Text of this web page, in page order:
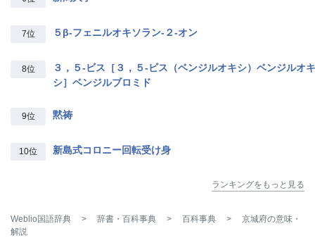
7位 ５β‐フェニルオキソラン‐２‐オン
8位
３，５‐ビス［３，５‐ビス（ベンジルオキシ）ベンジルオキ
シ］ベンジルブロミド
9位 黙祷
10位 新島式コロニー回転受け身
ランキングをもっと見る
Weblio国語辞典 > 辞書・百科事典 > 百科事典 > 京城府の意味・
解説